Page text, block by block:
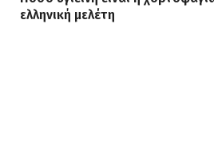
ελληνική μελέτη